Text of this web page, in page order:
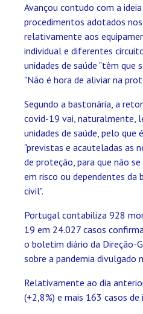
Avançou contudo com a
procedimentos adotados
relativamente aos
individual e diferentes
unidades de saúde "têm que
"Não é hora de aliviar na
Segundo a bastonária, a
covid-19 vai, naturalmente,
unidades de saúde, pelo que
"previstas e acauteladas as
de proteção, para que não
em risco ou dependentes da
civil".
Portugal contabiliza 928
19 em 24.027 casos
o boletim diário da Direção-
sobre a pandemia divulgado
Relativamente ao dia
(+2,8%) e mais 163 casos de